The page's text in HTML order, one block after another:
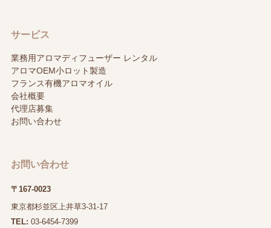
サービス
業務用アロマディフューザー レンタル
アロマOEM小ロット製造
フランス有機アロマオイル
会社概要
代理店募集
お問い合わせ
お問い合わせ
〒167-0023
東京都杉並区上井草3-31-17
TEL: 03-6454-7399